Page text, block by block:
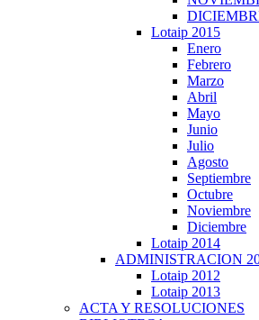
Lotaip 2015
Enero
Febrero
Marzo
Abril
Mayo
Junio
Julio
Agosto
Septiembre
Octubre
Noviembre
Diciembre
Lotaip 2014
ADMINISTRACION
Lotaip 2012
Lotaip 2013
ACTA Y RESOLUCIONES